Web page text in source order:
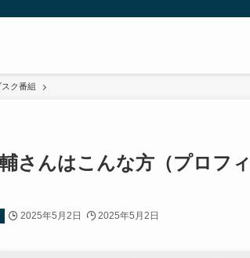
ク番組
さんはこんな方（プロフ
2025年5月2日 2025年5月2日